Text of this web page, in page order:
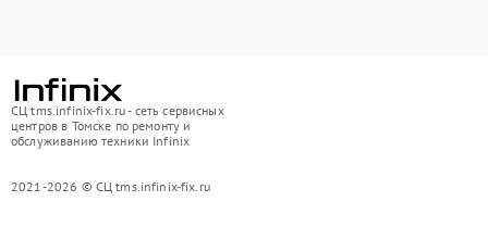
СЦ tms.infinix-fix.ru - сеть сервисных
центров в Томске по ремонту и
обслуживанию техники Infinix
2021-2026 © СЦ tms.infinix-fix.ru